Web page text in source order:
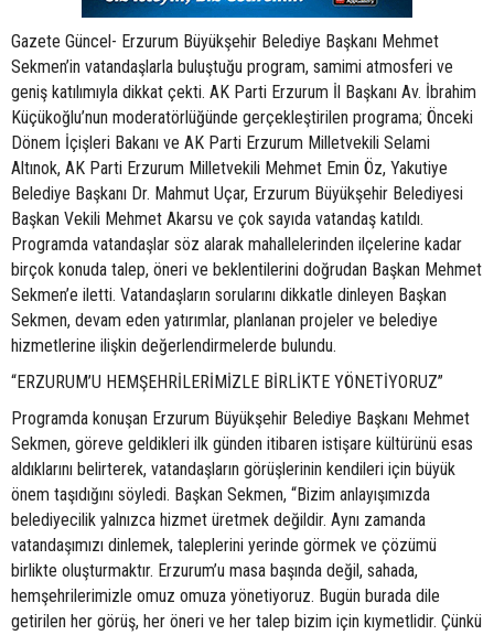
Gazete Güncel- Erzurum Büyükşehir Belediye Başkanı Mehmet
Sekmen’in vatandaşlarla buluştuğu program, samimi atmosferi ve
geniş katılımıyla dikkat çekti. AK Parti Erzurum İl Başkanı Av. İbrahim
Küçükoğlu’nun moderatörlüğünde gerçekleştirilen programa; Önceki
Dönem İçişleri Bakanı ve AK Parti Erzurum Milletvekili Selami
Altınok, AK Parti Erzurum Milletvekili Mehmet Emin Öz, Yakutiye
Belediye Başkanı Dr. Mahmut Uçar, Erzurum Büyükşehir Belediyesi
Başkan Vekili Mehmet Akarsu ve çok sayıda vatandaş katıldı.
Programda vatandaşlar söz alarak mahallelerinden ilçelerine kadar
birçok konuda talep, öneri ve beklentilerini doğrudan Başkan Mehmet
Sekmen’e iletti. Vatandaşların sorularını dikkatle dinleyen Başkan
Sekmen, devam eden yatırımlar, planlanan projeler ve belediye
hizmetlerine ilişkin değerlendirmelerde bulundu.
“ERZURUM’U HEMŞEHRİLERİMİZLE BİRLİKTE YÖNETİYORUZ”
Programda konuşan Erzurum Büyükşehir Belediye Başkanı Mehmet
Sekmen, göreve geldikleri ilk günden itibaren istişare kültürünü esas
aldıklarını belirterek, vatandaşların görüşlerinin kendileri için büyük
önem taşıdığını söyledi. Başkan Sekmen, “Bizim anlayışımızda
belediyecilik yalnızca hizmet üretmek değildir. Aynı zamanda
vatandaşımızı dinlemek, taleplerini yerinde görmek ve çözümü
birlikte oluşturmaktır. Erzurum’u masa başında değil, sahada,
hemşehrilerimizle omuz omuza yönetiyoruz. Bugün burada dile
getirilen her görüş, her öneri ve her talep bizim için kıymetlidir. Çünkü